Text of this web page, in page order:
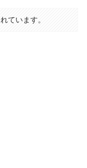
ています。